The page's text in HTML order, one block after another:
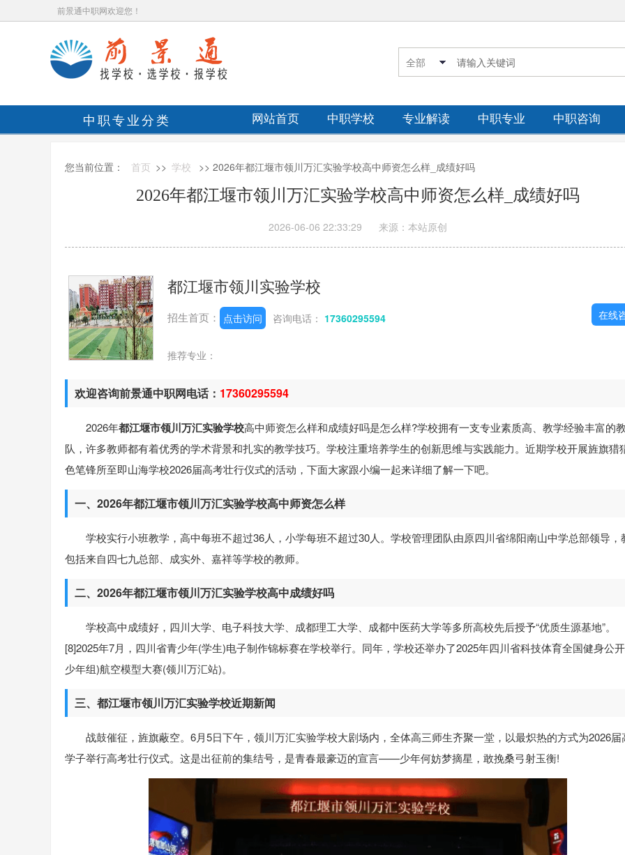
前景通中职网欢迎您！
中职专业分类 网站首页 中职学校 专业解读 中职专业 中职咨询
您当前位置： 首页 >> 学校 >> 2026年都江堰市领川万汇实验学校高中师资怎么样_成绩好吗
2026年都江堰市领川万汇实验学校高中师资怎么样_成绩好吗
2026-06-06 22:33:29 来源：本站原创
都江堰市领川实验学校
招生首页： 点击访问 咨询电话： 17360295594
推荐专业：
在线
欢迎咨询前景通中职网电话： 17360295594
2026年都江堰市领川万汇实验学校高中师资怎么样和成绩好吗是怎么样?学校拥有一支专业素质高、教学经验丰富的
队，许多教师都有着优秀的学术背景和扎实的教学技巧。学校注重培养学生的创新思维与实践能力。近期学校开展旌旗猎
色笔锋所至即山海学校2026届高考壮行仪式的活动，下面大家跟小编一起来详细了解一下吧。
一、2026年都江堰市领川万汇实验学校高中师资怎么样
学校实行小班教学，高中每班不超过36人，小学每班不超过30人。学校管理团队由原四川省绵阳南山中学总部领导，
包括来自四七九总部、成实外、嘉祥等学校的教师。
二、2026年都江堰市领川万汇实验学校高中成绩好吗
学校高中成绩好，四川大学、电子科技大学、成都理工大学、成都中医药大学等多所高校先后授予“优质生源基地”。
[8]2025年7月，四川省青少年(学生)电子制作锦标赛在学校举行。同年，学校还举办了2025年四川省科技体育全国健身公
少年组)航空模型大赛(领川万汇站)。
三、都江堰市领川万汇实验学校近期新闻
战鼓催征，旌旗蔽空。6月5日下午，领川万汇实验学校大剧场内，全体高三师生齐聚一堂，以最炽热的方式为2026届
学子举行高考壮行仪式。这是出征前的集结号，是青春最豪迈的宣言——少年何妨梦摘星，敢挽桑弓射玉衡!